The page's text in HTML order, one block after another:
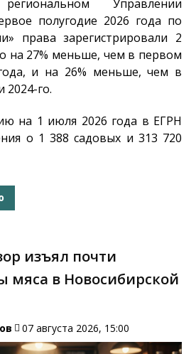
Управлении
полугодие 2026 года по
права зарегистрировали 2
на 27% меньше, чем в первом
и на 26% меньше, чем в
2024-го.
на 1 июля 2026 года в ЕГРН
о 1 388 садовых и 313 720
изъял почти
мяса в Новосибирской
07 августа 2026, 15:00